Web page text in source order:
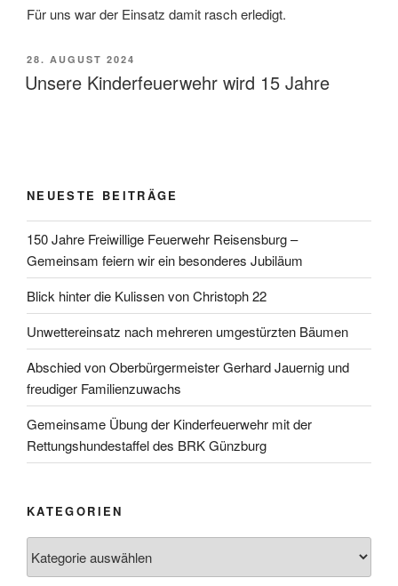
Für uns war der Einsatz damit rasch erledigt.
VERÖFFENTLICHT
AM
28. AUGUST 2024
Unsere Kinderfeuerwehr wird 15 Jahre
NEUESTE BEITRÄGE
150 Jahre Freiwillige Feuerwehr Reisensburg –
Gemeinsam feiern wir ein besonderes Jubiläum
Blick hinter die Kulissen von Christoph 22
Unwettereinsatz nach mehreren umgestürzten Bäumen
Abschied von Oberbürgermeister Gerhard Jauernig und
freudiger Familienzuwachs
Gemeinsame Übung der Kinderfeuerwehr mit der
Rettungshundestaffel des BRK Günzburg
KATEGORIEN